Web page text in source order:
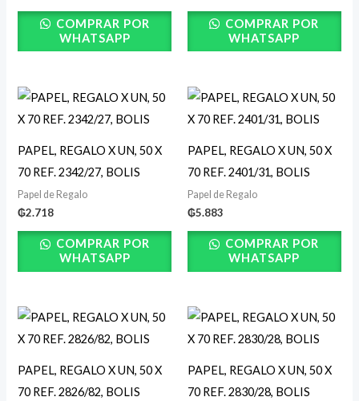
COMPRAR POR
WHATSAPP
COMPRAR POR
WHATSAPP
PAPEL, REGALO X UN, 50 X
70 REF. 2342/27, BOLIS
Papel de Regalo
₲2.718
COMPRAR POR
WHATSAPP
PAPEL, REGALO X UN, 50 X
70 REF. 2401/31, BOLIS
Papel de Regalo
₲5.883
COMPRAR POR
WHATSAPP
PAPEL, REGALO X UN, 50 X
70 REF. 2826/82, BOLIS
PAPEL, REGALO X UN, 50 X
70 REF. 2830/28, BOLIS